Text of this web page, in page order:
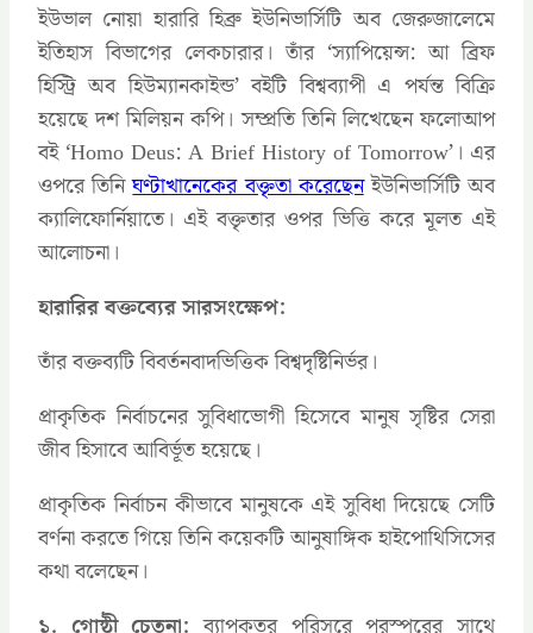
ইউভাল নোয়া হারারি হিব্রু ইউনিভার্সিটি অব জেরুজালেমে
ইতিহাস বিভাগের লেকচারার। তাঁর ‘স্যাপিয়েন্স: আ ব্রিফ
হিস্ট্রি অব হিউম্যানকাইন্ড’ বইটি বিশ্বব্যাপী এ পর্যন্ত বিক্রি
হয়েছে দশ মিলিয়ন কপি। সম্প্রতি তিনি লিখেছেন ফলোআপ
বই ‘Homo Deus: A Brief History of Tomorrow’। এর
ওপরে তিনিঘণ্টাখানেকের বক্তৃতা করেছেনইউনিভার্সিটি অব
ক্যালিফোর্নিয়াতে। এই বক্তৃতার ওপর ভিত্তি করে মূলত এই
আলোচনা।
হারারির বক্তব্যের সারসংক্ষেপ:
তাঁর বক্তব্যটি বিবর্তনবাদভিত্তিক বিশ্বদৃষ্টিনির্ভর।
প্রাকৃতিক নির্বাচনের সুবিধাভোগী হিসেবে মানুষ সৃষ্টির সেরা
জীব হিসাবে আবির্ভূত হয়েছে।
প্রাকৃতিক নির্বাচন কীভাবে মানুষকে এই সুবিধা দিয়েছে সেটি
বর্ণনা করতে গিয়ে তিনি কয়েকটি আনুষাঙ্গিক হাইপোথিসিসের
কথা বলেছেন।
১. গোষ্ঠী চেতনা: ব্যাপকতর পরিসরে পরস্পরের সাথে